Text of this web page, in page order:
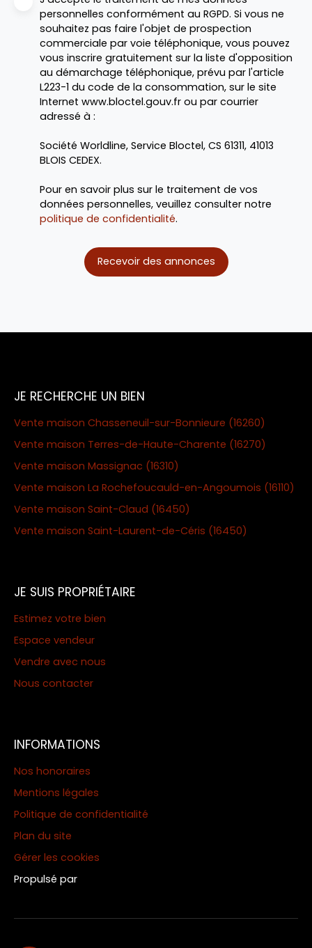
personnelles conformément au RGPD. Si vous ne
souhaitez pas faire l'objet de prospection
commerciale par voie téléphonique, vous pouvez
vous inscrire gratuitement sur la liste d'opposition
au démarchage téléphonique, prévu par l'article
L223-1 du code de la consommation, sur le site
Internet www.bloctel.gouv.fr ou par courrier
adressé à :
Société Worldline, Service Bloctel, CS 61311, 41013
BLOIS CEDEX.
Pour en savoir plus sur le traitement de vos
données personnelles, veuillez consulter notre
politique de confidentialité.
Recevoir des annonces
JE RECHERCHE UN BIEN
Vente maison Chasseneuil-sur-Bonnieure (16260)
Vente maison Terres-de-Haute-Charente (16270)
Vente maison Massignac (16310)
Vente maison La Rochefoucauld-en-Angoumois (16110)
Vente maison Saint-Claud (16450)
Vente maison Saint-Laurent-de-Céris (16450)
JE SUIS PROPRIÉTAIRE
Estimez votre bien
Espace vendeur
Vendre avec nous
Nous contacter
INFORMATIONS
Nos honoraires
Mentions légales
Politique de confidentialité
Plan du site
Gérer les cookies
Propulsé par